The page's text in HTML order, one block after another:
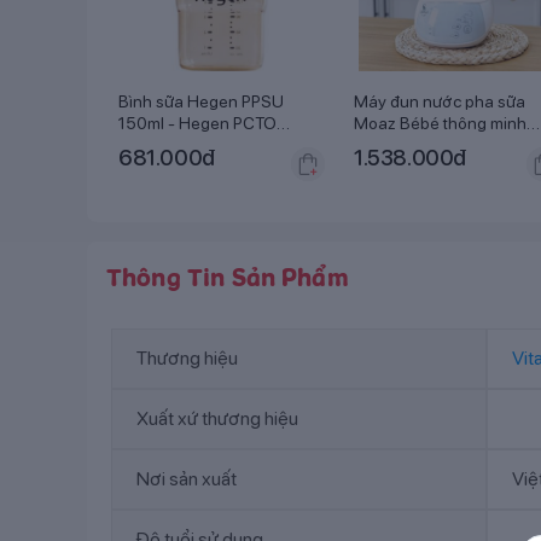
Bình sữa Hegen PPSU
150ml - Hegen PCTO
681.000đ
Máy đun nước pha sữa
Moaz Bébé thông minh
1.538.000đ
Thông Tin Sản Phẩm
Thương hiệu
Xuất xứ thương hiệu
Nơi sản xuất